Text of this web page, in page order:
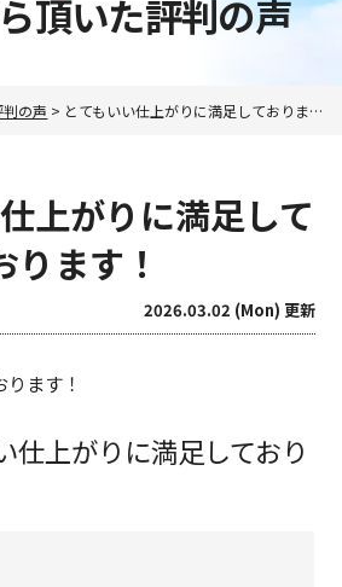
頂いた評判の声
の声 > とてもいい仕上がりに満足しております！
上がりに満足して
ります！
2026.03.02 (Mon) 更新
ます！
仕上がりに満足しており